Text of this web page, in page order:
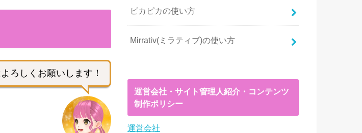
ろしくお願いします！
ピカピカの使い方
Mirrativ(ミラティブ)の使い方
運営会社・サイト管理人紹介・コンテンツ
制作ポリシー
運営会社